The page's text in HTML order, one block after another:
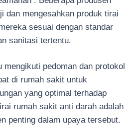
dan mengesahkan produk tirai
sesuai dengan standar
sanitasi tertentu.
mengikuti pedoman dan protokol
di rumah sakit untuk
yang optimal terhadap
rumah sakit anti darah adalah
penting dalam upaya tersebut.